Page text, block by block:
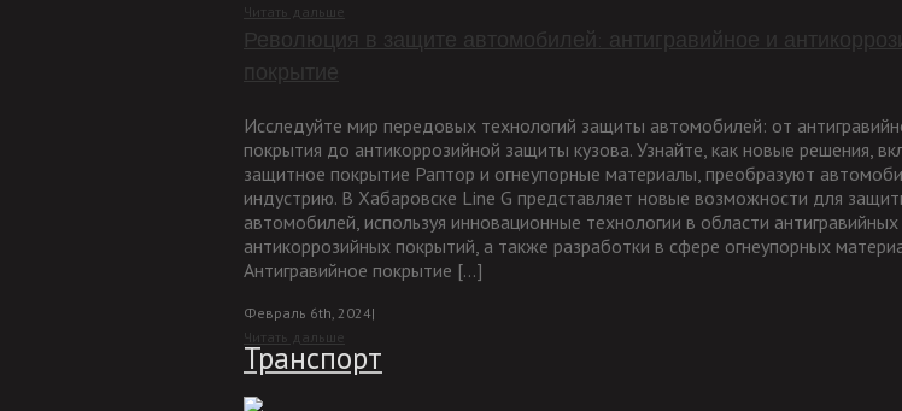
Читать дальше
Революция в защите автомобилей: антигравийное и
покрытие
Исследуйте мир передовых технологий защиты автомобилей: от
покрытия до антикоррозийной защиты кузова. Узнайте, как новые решения,
защитное покрытие Раптор и огнеупорные материалы, преобразуют
индустрию. В Хабаровске Line G представляет новые возможности для
автомобилей, используя инновационные технологии в области антигравийных
антикоррозийных покрытий, а также разработки в сфере огнеупорных
Антигравийное покрытие [...]
Февраль 6th, 2024|
Читать дальше
Транспорт